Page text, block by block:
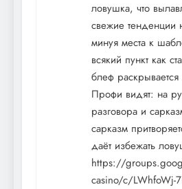
ловушка, что
свежие тенденции
минуя места к
всякий пункт как
блеф
Профи видят: на
разговора и
сарказм
даёт избежать
https://
casino/c/LWhfoWj-